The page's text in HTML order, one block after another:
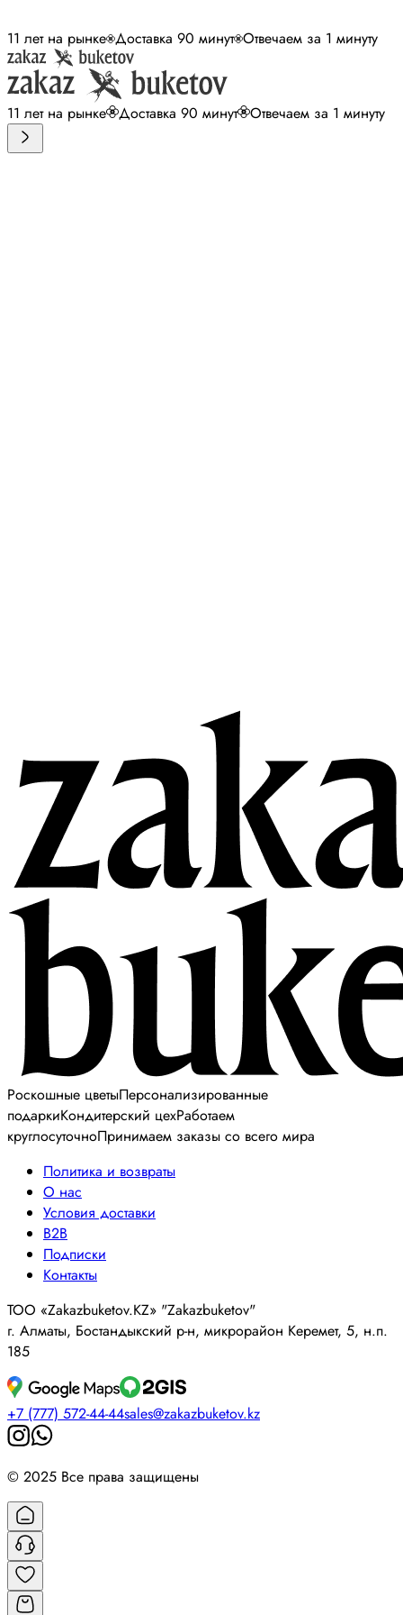
11 лет на рынке Доставка 90 минут Отвечаем за 1 минуту
11 лет на рынке Доставка 90 минут Отвечаем за 1 минуту
Роскошные цветыПерсонализированные
подаркиКондитерский цехРаботаем
круглосуточноПринимаем заказы со всего мира
Политика и возвраты
О нас
Условия доставки
B2B
Подписки
Контакты
ТОО «Zakazbuketov.KZ» "Zakazbuketov"
г. Алматы, Бостандыкский р-н, микрорайон Керемет, 5, н.п.
185
+7 (777) 572-44-44sales@zakazbuketov.kz
© 2025 Все права защищены